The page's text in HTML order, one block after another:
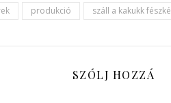
produkció száll a kakukk
SZÓLJ HOZZÁ